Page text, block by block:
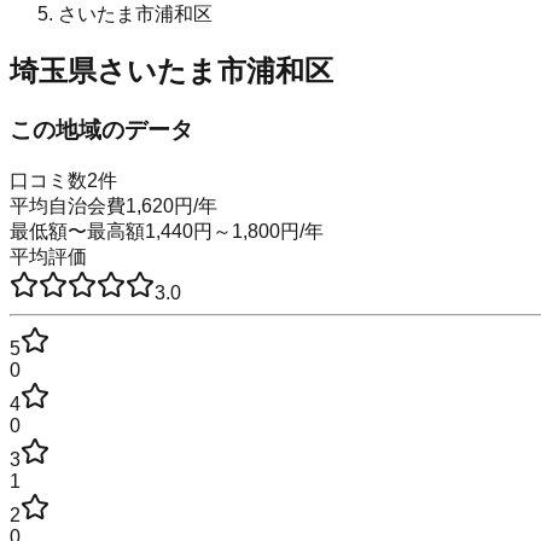
さいたま市浦和区
埼玉県さいたま市浦和区
この地域のデータ
口コミ数2件
平均自治会費1,620円/年
最低額〜最高額1,440円～ 1,800円/年
平均評価
3.0
5
0
4
0
3
1
2
0